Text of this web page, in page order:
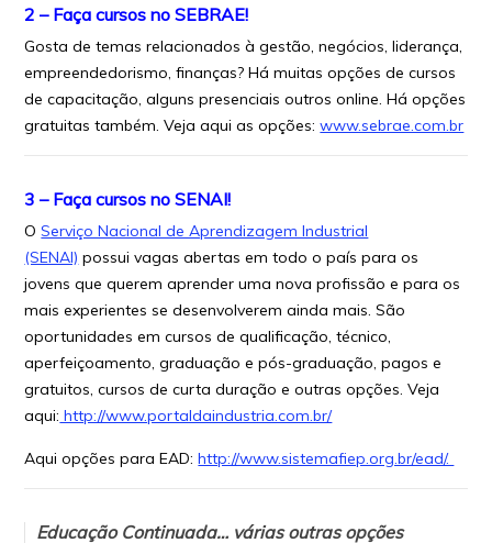
2 – Faça cursos no SEBRAE!
Gosta de temas relacionados à gestão, negócios, liderança,
empreendedorismo, finanças? Há muitas opções de cursos
de capacitação, alguns presenciais outros online. Há opções
gratuitas também. Veja aqui as opções:www.sebrae.com.br
3 – Faça cursos no SENAI!
OServiço Nacional de Aprendizagem Industrial
(SENAI) possui vagas abertas em todo o país para os
jovens que querem aprender uma nova profissão e para os
mais experientes se desenvolverem ainda mais. São
oportunidades em cursos de qualificação, técnico,
aperfeiçoamento, graduação e pós-graduação, pagos e
gratuitos, cursos de curta duração e outras opções. Veja
aqui: http://www.portaldaindustria.com.br/
Aqui opções para EAD:http://www.sistemafiep.org.br/ead/.
Educação Continuada… várias outras opções